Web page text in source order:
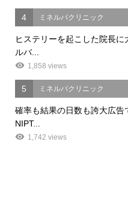
4 ミネルバクリニック
ヒステリーを起こした院長
ルバ...
1,858 views
5 ミネルバクリニック
確率も結果の日数も誇大広
NIPT...
1,742 views